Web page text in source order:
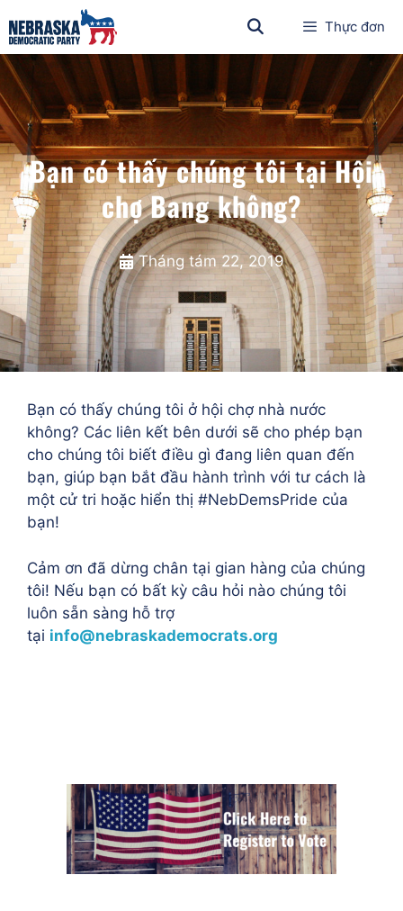
Thực đơn
Bạn có thấy chúng tôi tại Hội
chợ Bang không?
Tháng tám 22, 2019
Bạn có thấy chúng tôi ở hội chợ nhà nước
không? Các liên kết bên dưới sẽ cho phép bạn
cho chúng tôi biết điều gì đang liên quan đến
bạn, giúp bạn bắt đầu hành trình với tư cách là
một cử tri hoặc hiển thị #NebDemsPride của
bạn!
Cảm ơn đã dừng chân tại gian hàng của chúng
tôi! Nếu bạn có bất kỳ câu hỏi nào chúng tôi
luôn sẵn sàng hỗ trợ
tại info@nebraskademocrats.org